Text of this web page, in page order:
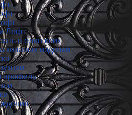
Лофт
в один клик
кованых изделий
профиль